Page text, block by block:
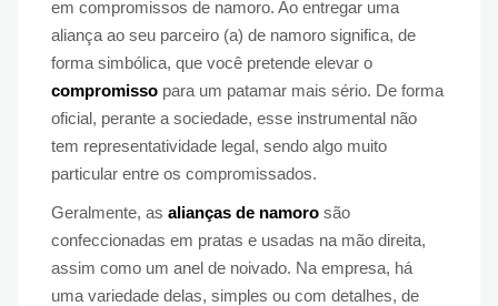
em compromissos de namoro. Ao entregar uma
aliança ao seu parceiro (a) de namoro significa, de
forma simbólica, que você pretende elevar o
compromisso para um patamar mais sério. De forma
oficial, perante a sociedade, esse instrumental não
tem representatividade legal, sendo algo muito
particular entre os compromissados.
Geralmente, as alianças de namoro são
confeccionadas em pratas e usadas na mão direita,
assim como um anel de noivado. Na empresa, há
uma variedade delas, simples ou com detalhes, de